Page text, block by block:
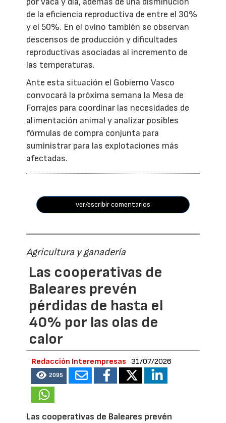
de la eficiencia reproductiva de entre el 30%
y el 50%. En el ovino también se observan
descensos de producción y dificultades
reproductivas asociadas al incremento de
las temperaturas.
Ante esta situación el Gobierno Vasco
convocará la próxima semana la Mesa de
Forrajes para coordinar las necesidades de
alimentación animal y analizar posibles
fórmulas de compra conjunta para
suministrar para las explotaciones más
afectadas.
ver/escribir comentarios
Agricultura y ganadería
Las cooperativas de
Baleares prevén
pérdidas de hasta el
40% por las olas de
calor
Redacción Interempresas 31/07/2026
2095
Las cooperativas de Baleares prevén